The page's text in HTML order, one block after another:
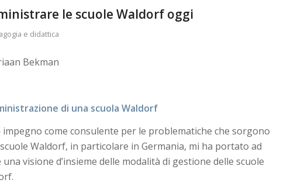
le scuole Waldorf oggi
e didattica
Bekman
di una scuola Waldorf
impegno come consulente per le problematiche che sorgono
Waldorf, in particolare in Germania, mi ha portato ad
una visione d’insieme delle modalità di gestione delle scuole